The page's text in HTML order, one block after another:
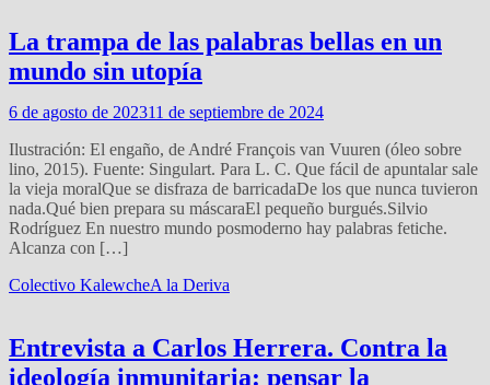
La trampa de las palabras bellas en un
mundo sin utopía
6 de agosto de 202311 de septiembre de 2024
Ilustración: El engaño, de André François van Vuuren (óleo sobre
lino, 2015). Fuente: Singulart. Para L. C. Que fácil de apuntalar sale
la vieja moralQue se disfraza de barricadaDe los que nunca tuvieron
nada.Qué bien prepara su máscaraEl pequeño burgués.Silvio
Rodríguez En nuestro mundo posmoderno hay palabras fetiche.
Alcanza con […]
Colectivo KalewcheA la Deriva
Entrevista a Carlos Herrera. Contra la
ideología inmunitaria: pensar la